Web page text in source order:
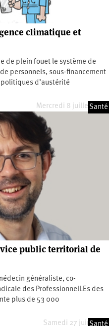
climatique et
de plein fouet le système de
personnels, sous-financement
d’austérité
Mercredi 8 juillet 2026
Santé
public territorial de
généraliste, co-
des ProfessionnelLEs des
plus de 53 000
Samedi 27 juin 2026
Santé